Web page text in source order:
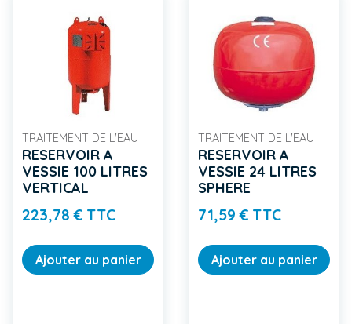
TRAITEMENT DE L'EAU
RESERVOIR A
VESSIE 100 LITRES
VERTICAL
223,78 € TTCPrix
Ajouter au panier
TRAITEMENT DE L'EAU
RESERVOIR A
VESSIE 24 LITRES
SPHERE
71,59 € TTCPrix
Ajouter au panier